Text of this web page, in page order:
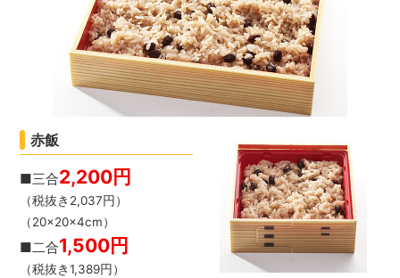
赤飯
■三合2,200円
（税抜き2,037円）
（20×20×4cm）
■二合1,500円
（税抜き1,389円）